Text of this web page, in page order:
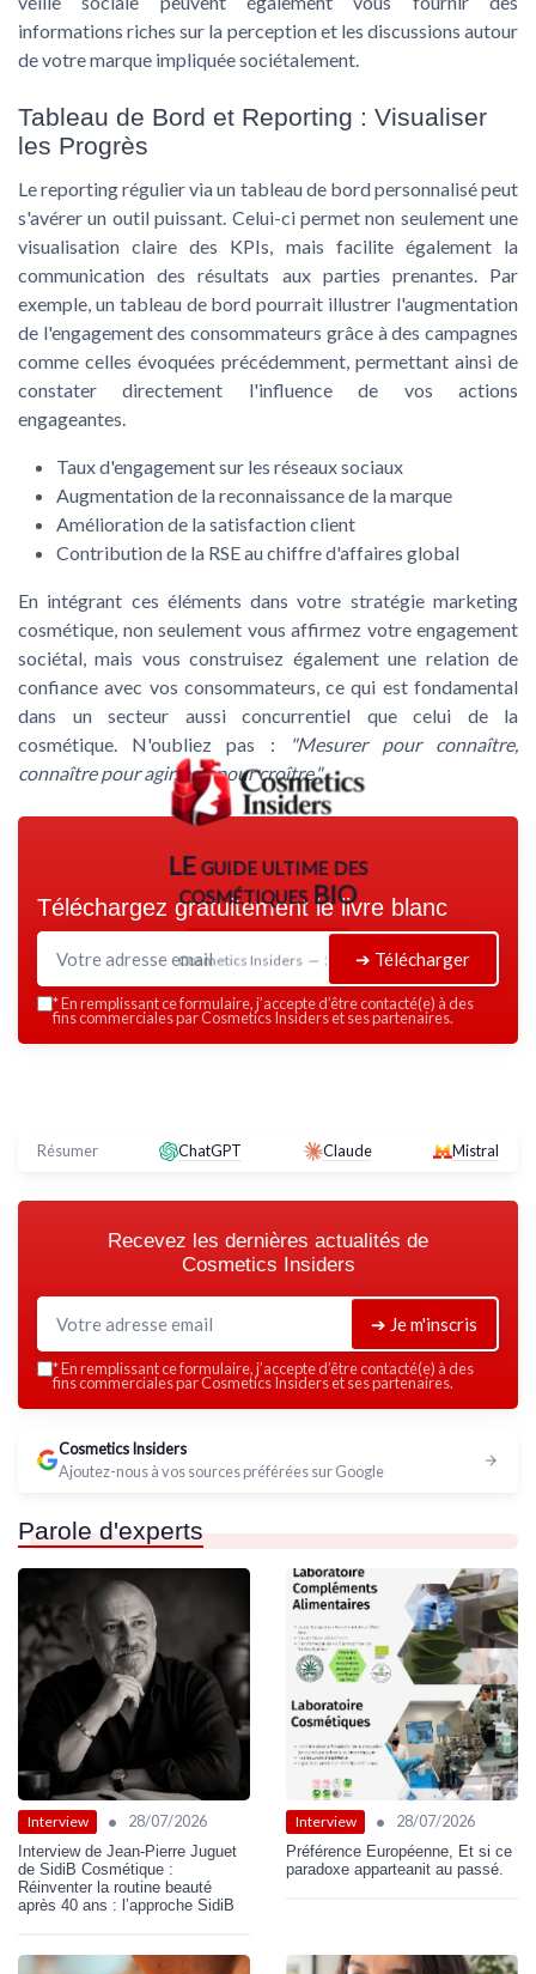
informations riches sur la perception et les discussions autour
de votre marque impliquée sociétalement.
Tableau de Bord et Reporting : Visualiser
les Progrès
Le reporting régulier via un tableau de bord personnalisé peut
s'avérer un outil puissant. Celui-ci permet non seulement une
visualisation claire des KPIs, mais facilite également la
communication des résultats aux parties prenantes. Par
exemple, un tableau de bord pourrait illustrer l'augmentation
de l'engagement des consommateurs grâce à des campagnes
comme celles évoquées précédemment, permettant ainsi de
constater directement l'influence de vos actions
engageantes.
Taux d'engagement sur les réseaux sociaux
Augmentation de la reconnaissance de la marque
Amélioration de la satisfaction client
Contribution de la RSE au chiffre d'affaires global
En intégrant ces éléments dans votre stratégie marketing
cosmétique, non seulement vous affirmez votre engagement
sociétal, mais vous construisez également une relation de
confiance avec vos consommateurs, ce qui est fondamental
dans un secteur aussi concurrentiel que celui de la
cosmétique. N'oubliez pas :
"Mesurer pour connaître,
connaître pour agir, agir pour croître."
LE guide ultime des
cosmétiques BIO
Cosmetics Insiders — 2026
Téléchargez gratuitement le livre blanc
➔ Télécharger
*En remplissant ce formulaire, j’accepte d’être contacté(e) à des
fins commerciales par Cosmetics Insiders et ses partenaires.
Résumer ChatGPT Claude Mistral
Recevez les dernières actualités de
Cosmetics Insiders
➔ Je m'inscris
*En remplissant ce formulaire, j’accepte d’être contacté(e) à des
fins commerciales par Cosmetics Insiders et ses partenaires.
Cosmetics Insiders
Ajoutez-nous à vos sources préférées sur Google
Parole d'experts
Interview • 28/07/2026
Interview de Jean-Pierre Juguet
de SidiB Cosmétique :
Réinventer la routine beauté
après 40 ans : l’approche SidiB
Interview • 28/07/2026
Préférence Européenne, Et si ce
paradoxe apparteanit au passé.